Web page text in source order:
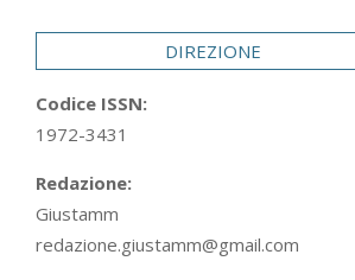
DIREZIONE
Codice ISSN:
1972-3431
Redazione:
Giustamm
redazione.giustamm@gmail.com